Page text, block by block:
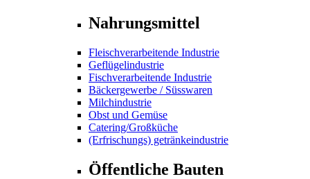
Nahrungsmittel
Fleischverarbeitende Industrie
Geflügelindustrie
Fischverarbeitende Industrie
Bäckergewerbe / Süsswaren
Milchindustrie
Obst und Gemüse
Catering/Großküche
(Erfrischungs) getränkeindustrie
Öffentliche Bauten